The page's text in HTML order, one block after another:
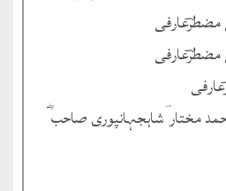
مختار ؔشاہجہانپوری صاحب